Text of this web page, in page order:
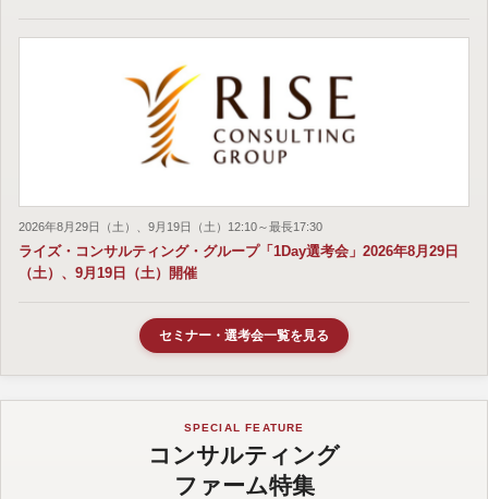
2026年8月29日（土）、9月19日（土）12:10～最長17:30
ライズ・コンサルティング・グループ「1Day選考会」2026年8月29日
（土）、9月19日（土）開催
セミナー・選考会一覧を見る
SPECIAL FEATURE
コンサルティング
ファーム特集